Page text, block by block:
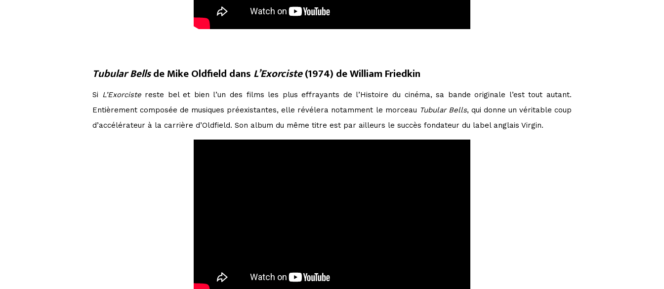
Tubular Bellsde Mike Oldfield dans L’Exorciste(1974) de William Friedkin
Si L’Exorcistereste bel et bien l’un des films les plus effrayants de l’Histoire du cinéma, sa bande originale l’est tout autant.
Entièrement composée de musiques préexistantes, elle révélera notamment le morceau Tubular Bells, qui donne un véritable coup
d’accélérateur à la carrière d’Oldfield. Son album du même titre est par ailleurs le succès fondateur du label anglais Virgin.